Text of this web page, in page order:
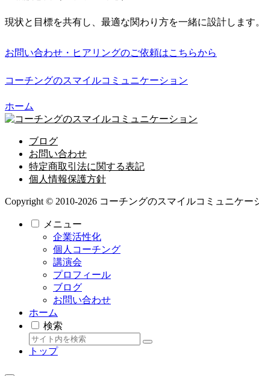
現状と目標を共有し、最適な関わり方を一緒に設計します
お問い合わせ・ヒアリングのご依頼はこちらから
コーチングのスマイルコミュニケーション
ホーム
ブログ
お問い合わせ
特定商取引法に関する表記
個人情報保護方針
Copyright © 2010-2026 コーチングのスマイルコミュニケー
メニュー
企業活性化
個人コーチング
講演会
プロフィール
ブログ
お問い合わせ
ホーム
検索
トップ